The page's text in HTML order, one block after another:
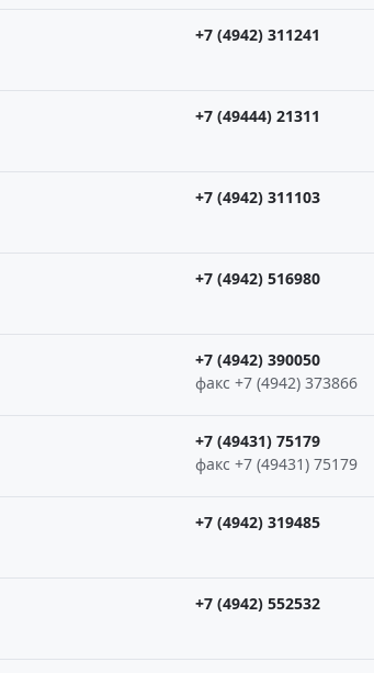
+7 (4942) 311241
+7 (49444) 21311
+7 (4942) 311103
+7 (4942) 516980
+7 (4942) 390050
факс +7 (4942) 373866
+7 (49431) 75179
факс +7 (49431) 75179
+7 (4942) 319485
+7 (4942) 552532